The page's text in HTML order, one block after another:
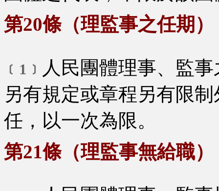
第20條（理監事之任期）
﹝1﹞ 人民團體理事、監
另有規定或章程另有限
任，以一次為限。
第21條（理監事無給職）